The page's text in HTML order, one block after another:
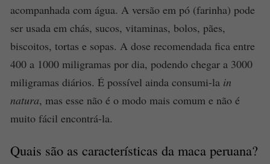
acompanhada com água. A versão em pó (farinha) pode
ser usada em chás, sucos, vitaminas, bolos, pães,
biscoitos, tortas e sopas. A dose recomendada fica entre
400 a 1000 miligramas por dia, podendo chegar a 3000
miligramas diários. É possível ainda consumi-la in
natura, mas esse não é o modo mais comum e não é
muito fácil encontrá-la.
Quais são as características da maca peruana?